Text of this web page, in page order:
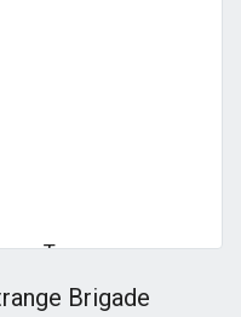
Two
Brigade